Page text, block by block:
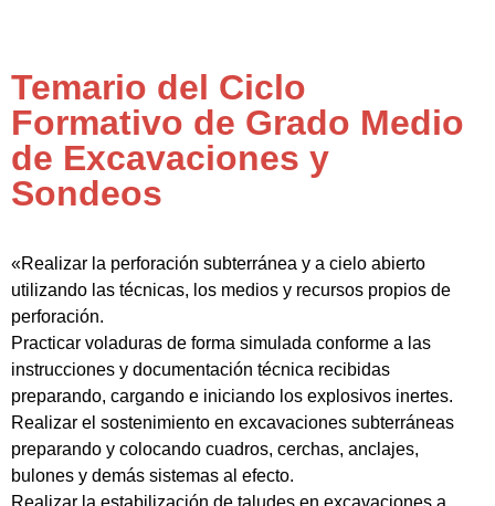
Temario del Ciclo
Formativo de Grado Medio
de Excavaciones y
Sondeos
«Realizar la perforación subterránea y a cielo abierto
utilizando las técnicas, los medios y recursos propios de
perforación.
Practicar voladuras de forma simulada conforme a las
instrucciones y documentación técnica recibidas
preparando, cargando e iniciando los explosivos inertes.
Realizar el sostenimiento en excavaciones subterráneas
preparando y colocando cuadros, cerchas, anclajes,
bulones y demás sistemas al efecto.